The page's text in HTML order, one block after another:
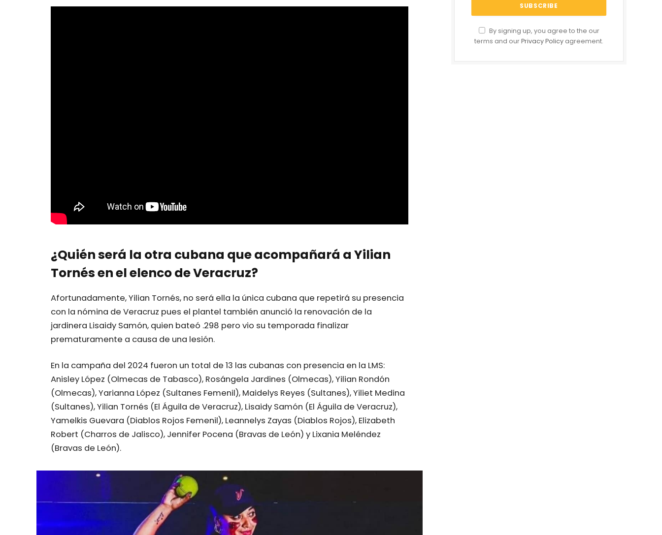
¿Quién será la otra cubana que acompañará a Yilian
Tornés en el elenco de Veracruz?
Afortunadamente, Yilian Tornés, no será ella la única cubana que repetirá su presencia
con la nómina de Veracruz pues el plantel también anunció la renovación de la
jardinera Lisaidy Samón, quien bateó .298 pero vio su temporada finalizar
prematuramente a causa de una lesión.
En la campaña del 2024 fueron un total de 13 las cubanas con presencia en la LMS:
Anisley López (Olmecas de Tabasco), Rosángela Jardines (Olmecas), Yilian Rondón
(Olmecas), Yarianna López (Sultanes Femenil), Maidelys Reyes (Sultanes), Yiliet Medina
(Sultanes), Yilian Tornés (El Águila de Veracruz), Lisaidy Samón (El Águila de Veracruz),
Yamelkis Guevara (Diablos Rojos Femenil), Leannelys Zayas (Diablos Rojos), Elizabeth
Robert (Charros de Jalisco), Jennifer Pocena (Bravas de León) y Lixania Meléndez
(Bravas de León).
By signing up, you agree to the our
terms and ourPrivacy Policy agreement.